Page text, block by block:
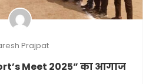
Prajpat
Meet 2025” का आगाज